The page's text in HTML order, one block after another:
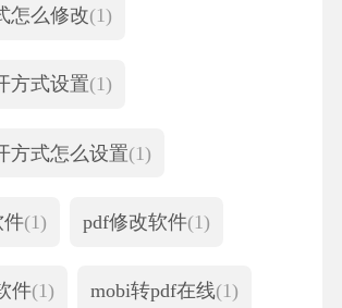
怎么修改(1)
方式设置(1)
方式怎么设置(1)
件(1) pdf修改软件(1)
件(1) mobi转pdf在线(1)